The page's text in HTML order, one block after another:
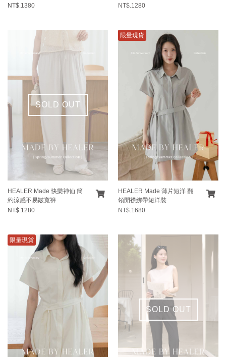
NT$.1380
NT$.1280
SOLD OUT
HEALER Made 快樂神仙 簡
約涼感不易皺寬褲
NT$.1280
限量現貨
HEALER Made 薄片短洋 翻
領開襟綁帶短洋裝
NT$.1680
限量現貨
SOLD OUT